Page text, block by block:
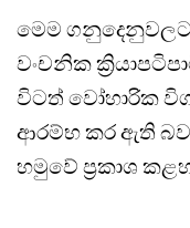
මෙම
වංචනික
විටත් වෝහාරික
ආරම්භ කර ඇති බව
හමුවේ ප්‍රකාශ